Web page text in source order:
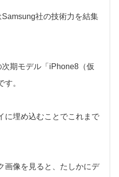
社の技術力を結集
期モデル「iPhone8（仮
。
に埋め込むことでこれまで
画像を見ると、たしかにデ